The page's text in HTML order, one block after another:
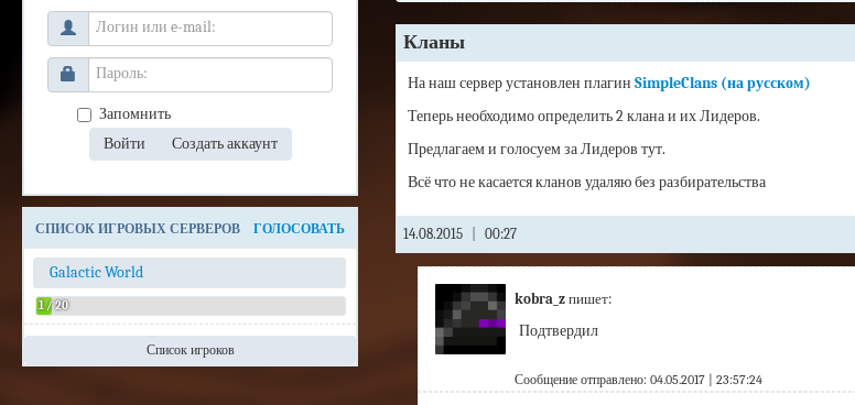
Запомнить
СПИСОК ИГРОВЫХ СЕРВЕРОВ ГОЛОСОВАТЬ
Galactic World
1 / 20
Список игроков
Кланы
На наш сервер установлен плагин SimpleClans (на русском)
Теперь необходимо определить 2 клана и их Лидеров.
Предлагаем и голосуем за Лидеров тут.
Всё что не касается кланов удаляю без разбирательства
14.08.2015 00:27
kobra_zпишет:
Подтвердил
Сообщение отправлено: 04.05.2017 | 23:57:24